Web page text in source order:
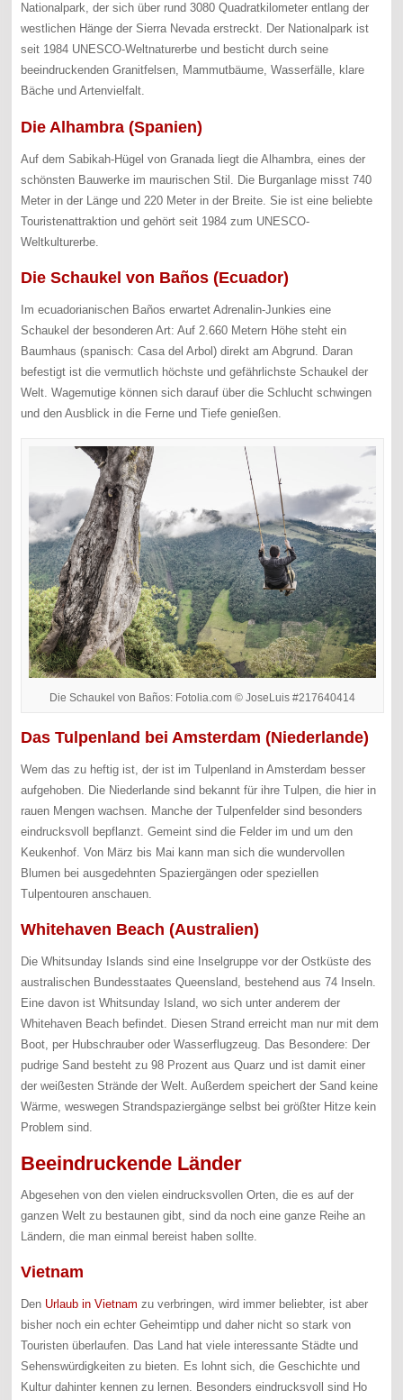
Nationalpark, der sich über rund 3080 Quadratkilometer entlang der
westlichen Hänge der Sierra Nevada erstreckt. Der Nationalpark ist
seit 1984 UNESCO-Weltnaturerbe und besticht durch seine
beeindruckenden Granitfelsen, Mammutbäume, Wasserfälle, klare
Bäche und Artenvielfalt.
Die Alhambra (Spanien)
Auf dem Sabikah-Hügel von Granada liegt die Alhambra, eines der
schönsten Bauwerke im maurischen Stil. Die Burganlage misst 740
Meter in der Länge und 220 Meter in der Breite. Sie ist eine beliebte
Touristenattraktion und gehört seit 1984 zum UNESCO-
Weltkulturerbe.
Die Schaukel von Baños (Ecuador)
Im ecuadorianischen Baños erwartet Adrenalin-Junkies eine
Schaukel der besonderen Art: Auf 2.660 Metern Höhe steht ein
Baumhaus (spanisch: Casa del Arbol) direkt am Abgrund. Daran
befestigt ist die vermutlich höchste und gefährlichste Schaukel der
Welt. Wagemutige können sich darauf über die Schlucht schwingen
und den Ausblick in die Ferne und Tiefe genießen.
Die Schaukel von Baños: Fotolia.com © JoseLuis #217640414
Das Tulpenland bei Amsterdam (Niederlande)
Wem das zu heftig ist, der ist im Tulpenland in Amsterdam besser
aufgehoben. Die Niederlande sind bekannt für ihre Tulpen, die hier in
rauen Mengen wachsen. Manche der Tulpenfelder sind besonders
eindrucksvoll bepflanzt. Gemeint sind die Felder im und um den
Keukenhof. Von März bis Mai kann man sich die wundervollen
Blumen bei ausgedehnten Spaziergängen oder speziellen
Tulpentouren anschauen.
Whitehaven Beach (Australien)
Die Whitsunday Islands sind eine Inselgruppe vor der Ostküste des
australischen Bundesstaates Queensland, bestehend aus 74 Inseln.
Eine davon ist Whitsunday Island, wo sich unter anderem der
Whitehaven Beach befindet. Diesen Strand erreicht man nur mit dem
Boot, per Hubschrauber oder Wasserflugzeug. Das Besondere: Der
pudrige Sand besteht zu 98 Prozent aus Quarz und ist damit einer
der weißesten Strände der Welt. Außerdem speichert der Sand keine
Wärme, weswegen Strandspaziergänge selbst bei größter Hitze kein
Problem sind.
Beeindruckende Länder
Abgesehen von den vielen eindrucksvollen Orten, die es auf der
ganzen Welt zu bestaunen gibt, sind da noch eine ganze Reihe an
Ländern, die man einmal bereist haben sollte.
Vietnam
Den Urlaub in Vietnam zu verbringen, wird immer beliebter, ist aber
bisher noch ein echter Geheimtipp und daher nicht so stark von
Touristen überlaufen. Das Land hat viele interessante Städte und
Sehenswürdigkeiten zu bieten. Es lohnt sich, die Geschichte und
Kultur dahinter kennen zu lernen. Besonders eindrucksvoll sind Ho